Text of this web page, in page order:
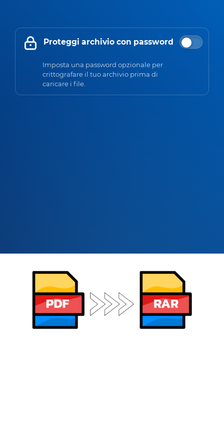
Proteggi archivio con password
Imposta una password opzionale per
crittografare il tuo archivio prima di
caricare i file.